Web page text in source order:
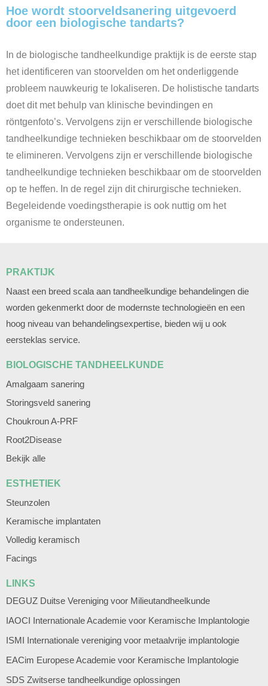
Hoe wordt stoorveldsanering uitgevoerd
door een biologische tandarts?
In de biologische tandheelkundige praktijk is de eerste stap
het identificeren van stoorvelden om het onderliggende
probleem nauwkeurig te lokaliseren. De holistische tandarts
doet dit met behulp van klinische bevindingen en
röntgenfoto’s. Vervolgens zijn er verschillende biologische
tandheelkundige technieken beschikbaar om de stoorvelden
te elimineren. Vervolgens zijn er verschillende biologische
tandheelkundige technieken beschikbaar om de stoorvelden
op te heffen. In de regel zijn dit chirurgische technieken.
Begeleidende voedingstherapie is ook nuttig om het
organisme te ondersteunen.
PRAKTIJK
Naast een breed scala aan tandheelkundige behandelingen die
worden gekenmerkt door de modernste technologieën en een
hoog niveau van behandelingsexpertise, bieden wij u ook
eersteklas service.
BIOLOGISCHE TANDHEELKUNDE
Amalgaam sanering
Storingsveld sanering
Choukroun A-PRF
Root2Disease
Bekijk alle
ESTHETIEK
Steunzolen
Keramische implantaten
Volledig keramisch
Facings
LINKS
DEGUZ Duitse Vereniging voor Milieutandheelkunde
IAOCI Internationale Academie voor Keramische Implantologie
ISMI Internationale vereniging voor metaalvrije implantologie
EACim Europese Academie voor Keramische Implantologie
SDS Zwitserse tandheelkundige oplossingen